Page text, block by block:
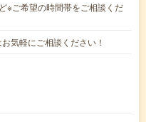
※ご希望の時間帯をご相談くだ
気軽にご相談ください！